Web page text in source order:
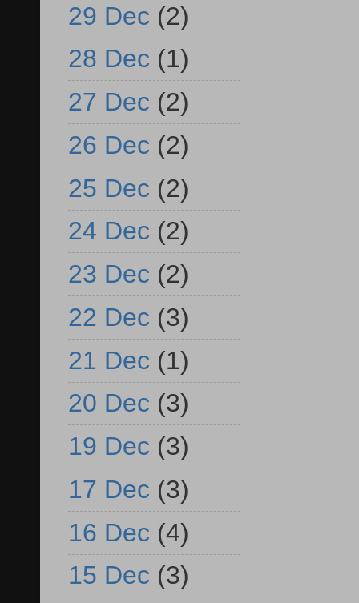
29 Dec (2)
28 Dec (1)
27 Dec (2)
26 Dec (2)
25 Dec (2)
24 Dec (2)
23 Dec (2)
22 Dec (3)
21 Dec (1)
20 Dec (3)
19 Dec (3)
17 Dec (3)
16 Dec (4)
15 Dec (3)